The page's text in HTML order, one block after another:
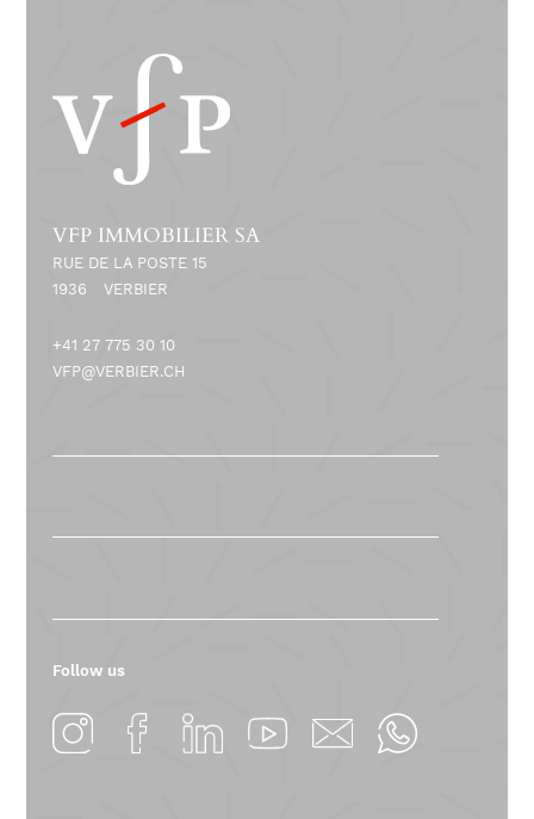
VFP IMMOBILIER SA
RUE DE LA POSTE 15
1936
VERBIER
+41 27 775 30 10
VFP@VERBIER.CH
Follow us